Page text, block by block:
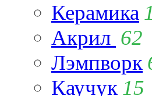
Керамика
Акрил 62
Лэмпворк
Каучук 15